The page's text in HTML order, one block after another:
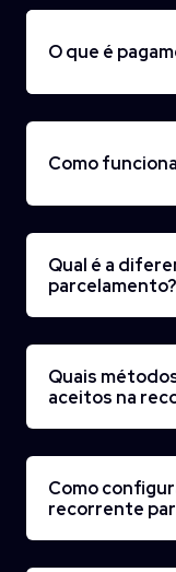
O que é
Como
Qual é a
parcelamento?
Quais
aceitos na
Como
recorrente